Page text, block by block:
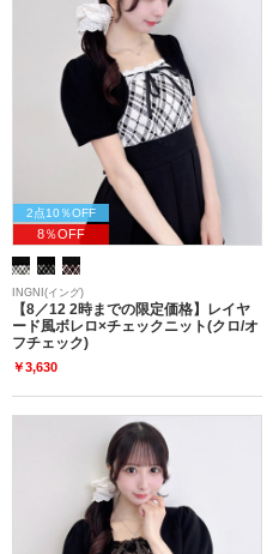
2点10％OFF
8％OFF
INGNI(イング)
【8／12 2時までの限定価格】レイヤ
ード風ボレロ×チェックニット(クロ/オ
フチェック)
￥3,630